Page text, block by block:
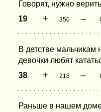
Говорят, нужно
19
+ 350 –
В детстве мальчикам
девочки любят
38
+ 218 –
Раньше в нашем доме